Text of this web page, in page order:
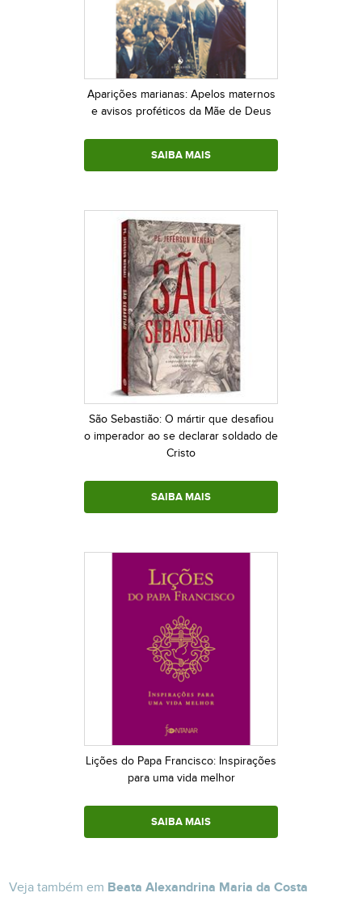
Aparições marianas: Apelos maternos
e avisos proféticos da Mãe de Deus
SAIBA MAIS
São Sebastião: O mártir que desafiou
o imperador ao se declarar soldado de
Cristo
SAIBA MAIS
Lições do Papa Francisco: Inspirações
para uma vida melhor
SAIBA MAIS
Veja também em Beata Alexandrina Maria da Costa